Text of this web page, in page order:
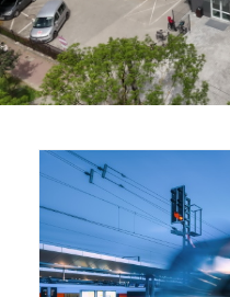
Olimpiady
Konkursy
Rekrutacja
Dokumenty
Kontakt
A A A